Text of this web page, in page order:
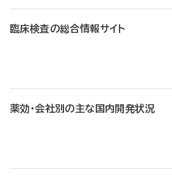
臨床検査の総合情報サイト
薬効・会社別の主な国内開発状況